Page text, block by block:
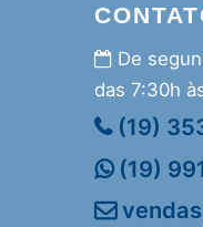
De
das 7:30h
(19)
(19)